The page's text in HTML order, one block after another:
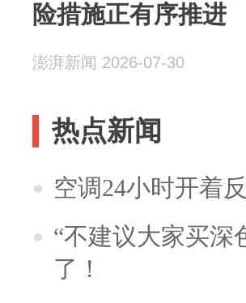
险措施正有序推进
澎湃新闻 2026-07-30
热点新闻
空调24小时开着
“不建议大家买深
了！